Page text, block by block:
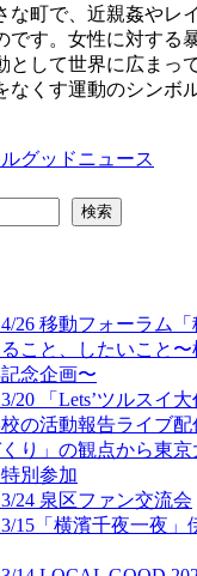
な町で、近親姦やレ
です。女性に対する
として世界に広まっ
なくす運動のシンボ
グッドニュース
検索
4/26 移動フォーラム
こと、したいこと
念企画〜
20 「Lets’ツルスイ
の活動報告ライブ
り」の観点から東
別参加
24 泉区ファン交流会
3/15「横濱千夜一夜」